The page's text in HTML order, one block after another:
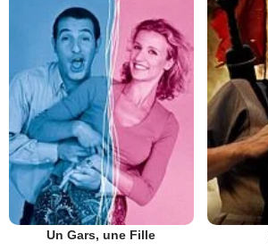
Un Gars, une Fille